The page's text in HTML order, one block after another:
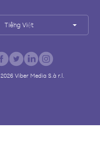
Tiếng Việt
2026Viber Media S.à r.l.